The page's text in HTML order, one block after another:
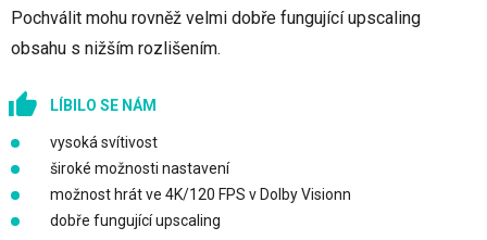
Pochválit mohu rovněž velmi dobře fungující upscaling
obsahu s nižším rozlišením.
LÍBILO SE NÁM
vysoká svítivost
široké možnosti nastavení
možnost hrát ve 4K/120 FPS v Dolby Visionn
dobře fungující upscaling